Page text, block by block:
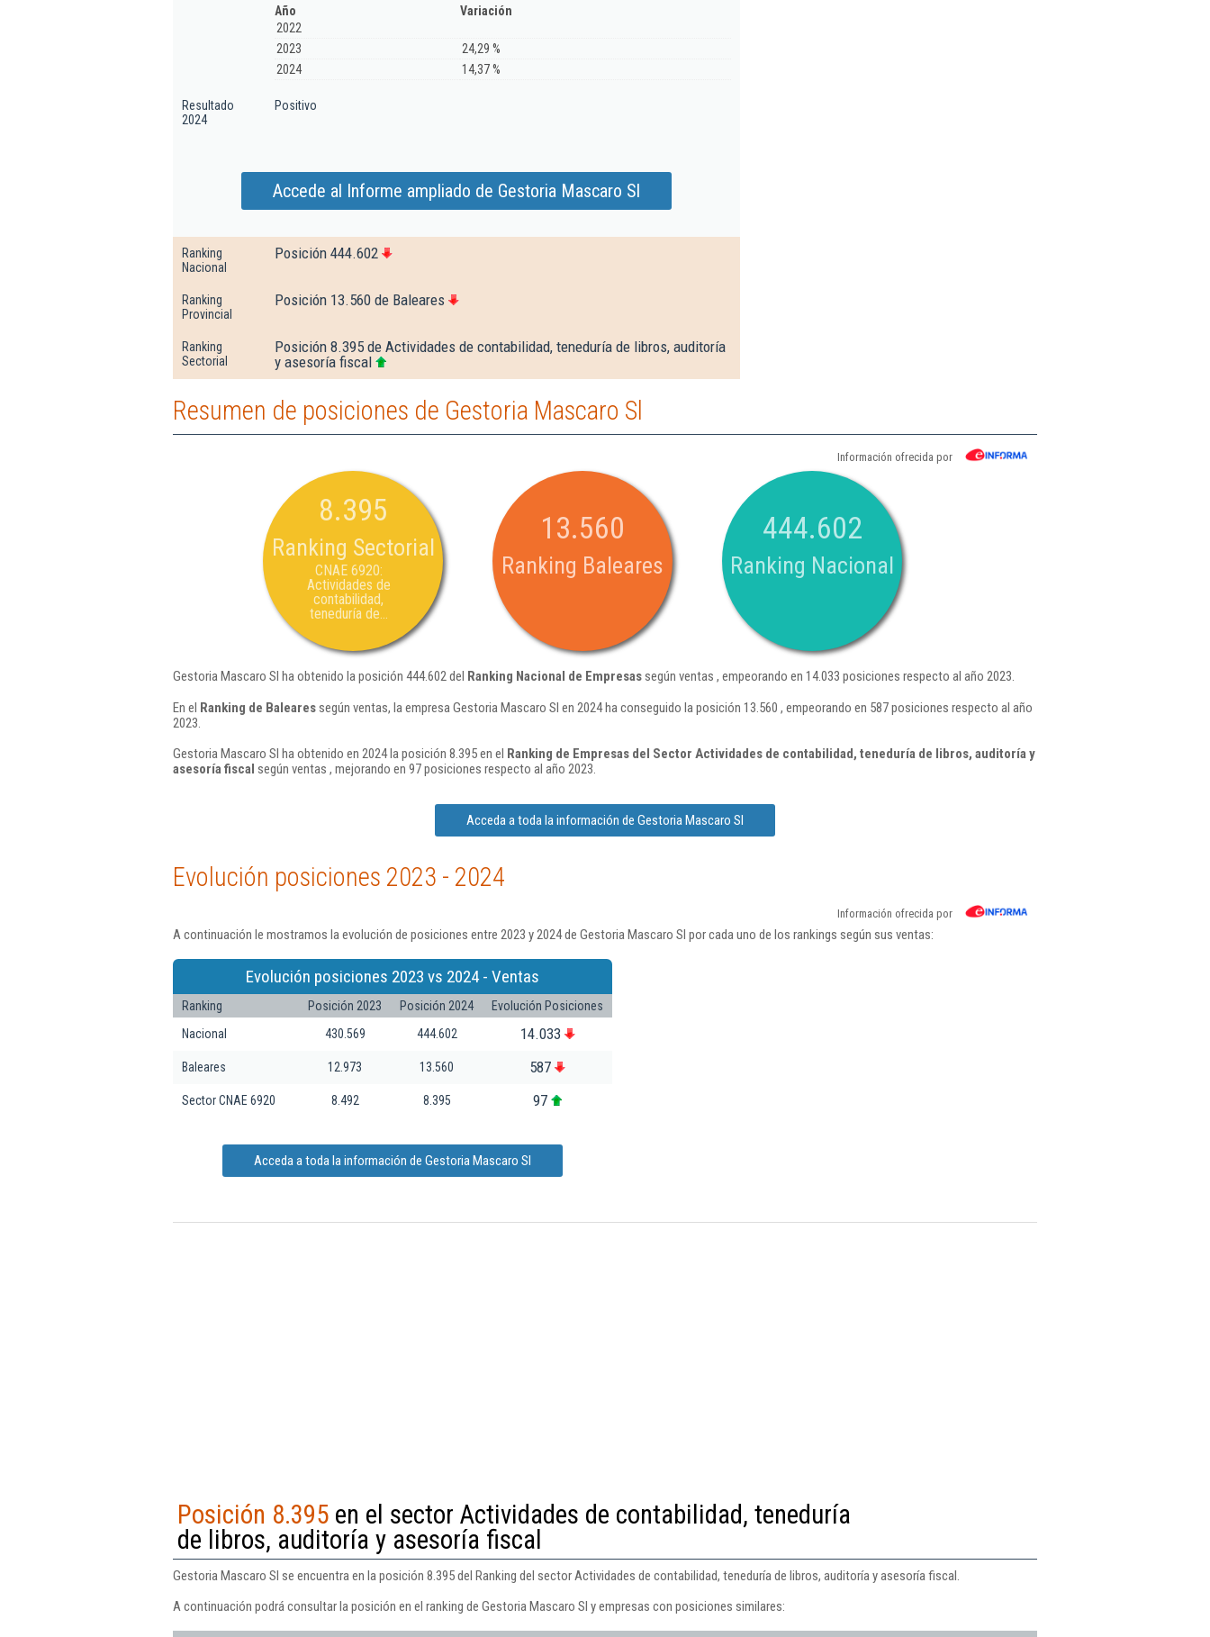
Año
Variación
2022
2023
24,29 %
2024
14,37 %
Resultado
2024
Positivo
Accede al Informe ampliado de Gestoria Mascaro Sl
Ranking
Nacional
Posición 444.602
Ranking
Provincial
Posición 13.560 de Baleares
Ranking
Sectorial
Posición 8.395 de Actividades de contabilidad, teneduría de libros, auditoría
y asesoría fiscal
Resumen de posiciones de Gestoria Mascaro Sl
Información ofrecida por
8.395
Ranking Sectorial
CNAE 6920:
Actividades de
contabilidad,
teneduría de...
13.560
Ranking Baleares
444.602
Ranking Nacional
Gestoria Mascaro Sl ha obtenido la posición 444.602 del Ranking Nacional de Empresassegún ventas , empeorando en 14.033 posiciones respecto al año 2023.
En el Ranking de Balearessegún ventas, la empresa Gestoria Mascaro Sl en 2024 ha conseguido la posición 13.560 , empeorando en 587 posiciones respecto al año
2023.
Gestoria Mascaro Sl ha obtenido en 2024 la posición 8.395 en el Ranking de Empresas del Sector Actividades de contabilidad, teneduría de libros, auditoría y
asesoría fiscal según ventas , mejorando en 97 posiciones respecto al año 2023.
Acceda a toda la información de Gestoria Mascaro Sl
Evolución posiciones 2023 - 2024
Información ofrecida por
A continuación le mostramos la evolución de posiciones entre 2023 y 2024 de Gestoria Mascaro Sl por cada uno de los rankings según sus ventas:
Evolución posiciones 2023 vs 2024 - Ventas
Ranking Posición 2023 Posición 2024
Evolución Posiciones
Nacional
430.569 444.602 14.033
Baleares 12.973 13.560 587
Sector CNAE 6920 8.492 8.395 97
Acceda a toda la información de Gestoria Mascaro Sl
Posición 8.395 en el sector Actividades de contabilidad, teneduría
de libros, auditoría y asesoría fiscal
Gestoria Mascaro Sl se encuentra en la posición 8.395 del Ranking del sector Actividades de contabilidad, teneduría de libros, auditoría y asesoría fiscal.
A continuación podrá consultar la posición en el ranking de Gestoria Mascaro Sl y empresas con posiciones similares: